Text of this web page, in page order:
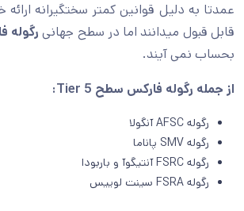
عمدتا به دلیل قوانین کمتر سختگیرانه ارائه
قابل قبول میدانند اما در سطح جهانی رگوله
بحساب نمی آیند.
از جمله رگوله فارکس سطح Tier 5
:
رگوله AFSC آنگولا
رگوله SMV پاناما
رگوله FSRC آنتیگوآ و باربودا
رگوله FSRA سینت لوییس